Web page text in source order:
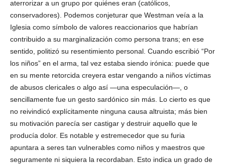
aterrorizar a un grupo por quiénes eran (católicos,
conservadores). Podemos conjeturar que Westman veía a la
Iglesia como símbolo de valores reaccionarios que habrían
contribuido a su marginalización como persona trans; en ese
sentido, politizó su resentimiento personal. Cuando escribió “Por
los niños” en el arma, tal vez estaba siendo irónica: puede que
en su mente retorcida creyera estar vengando a niños víctimas
de abusos clericales o algo así —una especulación—, o
sencillamente fue un gesto sardónico sin más. Lo cierto es que
no reivindicó explícitamente ninguna causa altruista; más bien
su motivación parecía ser castigar y destruir aquello que le
producía dolor. Es notable y estremecedor que su furia
apuntara a seres tan vulnerables como niños y maestros que
seguramente ni siquiera la recordaban. Esto indica un grado de